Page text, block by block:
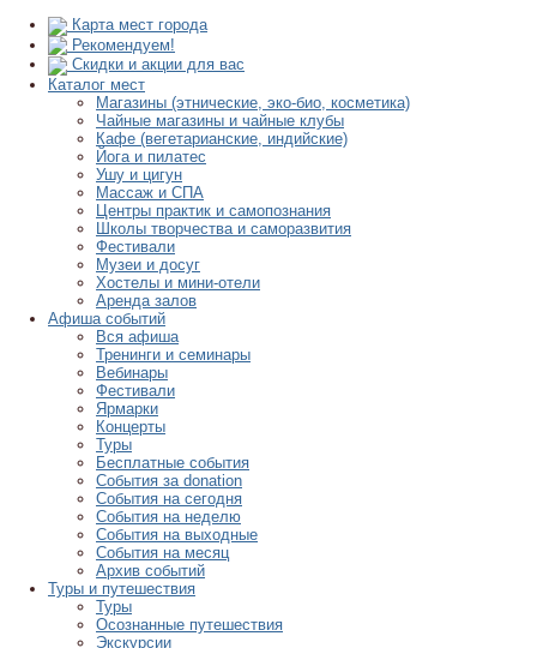
Карта мест города
Рекомендуем!
Скидки и акции для вас
Каталог мест
Магазины (этнические, эко-био, косметика)
Чайные магазины и чайные клубы
Кафе (вегетарианские, индийские)
Йога и пилатес
Ушу и цигун
Массаж и СПА
Центры практик и самопознания
Школы творчества и саморазвития
Фестивали
Музеи и досуг
Хостелы и мини-отели
Аренда залов
Афиша событий
Вся афиша
Тренинги и семинары
Вебинары
Фестивали
Ярмарки
Концерты
Туры
Бесплатные события
События за donation
События на сегодня
События на неделю
События на выходные
События на месяц
Архив событий
Туры и путешествия
Туры
Осознанные путешествия
Экскурсии